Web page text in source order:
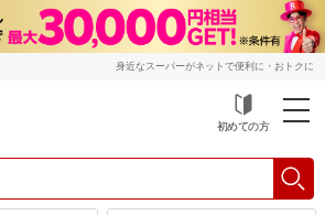
身近なスーパーがネットで便利に・おトクに
初めての方